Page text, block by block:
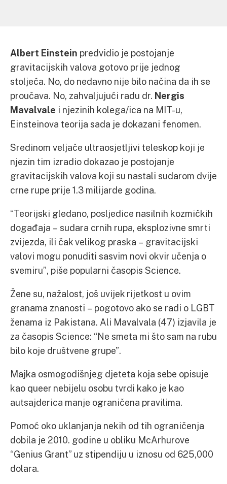
Albert Einstein predvidio je postojanje
gravitacijskih valova gotovo prije jednog
stoljeća. No, do nedavno nije bilo načina da ih se
proučava. No, zahvaljujući radu dr. Nergis
Mavalvale i njezinih kolega/ica na MIT-u,
Einsteinova teorija sada je dokazani fenomen.
Sredinom veljače ultraosjetljivi teleskop koji je
njezin tim izradio dokazao je postojanje
gravitacijskih valova koji su nastali sudarom dvije
crne rupe prije 1.3 milijarde godina.
“Teorijski gledano, posljedice nasilnih kozmičkih
događaja – sudara crnih rupa, eksplozivne smrti
zvijezda, ili čak velikog praska – gravitacijski
valovi mogu ponuditi sasvim novi okvir učenja o
svemiru”, piše popularni časopis Science.
Žene su, nažalost, još uvijek rijetkost u ovim
granama znanosti – pogotovo ako se radi o LGBT
ženama iz Pakistana. Ali Mavalvala (47) izjavila je
za časopis Science: “Ne smeta mi što sam na rubu
bilo koje društvene grupe”.
Majka osmogodišnjeg djeteta koja sebe opisuje
kao queer nebijelu osobu tvrdi kako je kao
autsajderica manje ograničena pravilima.
Pomoć oko uklanjanja nekih od tih ograničenja
dobila je 2010. godine u obliku McArhurove
“Genius Grant” uz stipendiju u iznosu od 625,000
dolara.